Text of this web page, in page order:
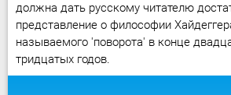
должна дать русскому читателю
представление о философии
называемого 'поворота' в конце
тридцатых годов.